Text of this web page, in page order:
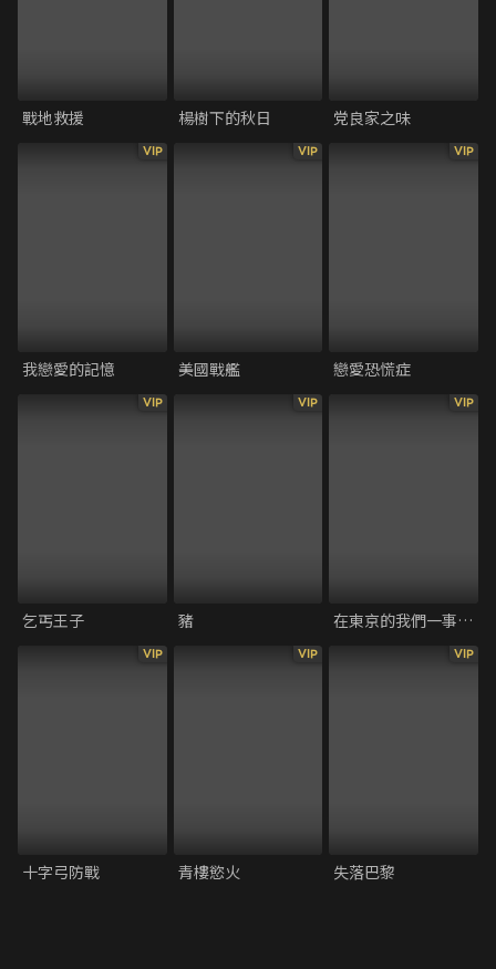
戰地救援 楊樹下的秋日 党良家之味
VIP
我戀愛的記憶
VIP
美國戰艦
VIP
戀愛恐慌症
VIP
乞丐王子
VIP
豬
VIP
在東京的我們一事無成
VIP
十字弓防戰
VIP
青樓慾火
VIP
失落巴黎